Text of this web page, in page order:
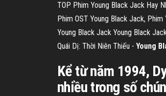
TOP Phim Young Black Jack Hay
Phim OST Young Black Jack,
Young Black Jack Young Black
Quái Dị: Thời Niên Thiếu - Young
Kể từ năm 1994,
nhiều trong số